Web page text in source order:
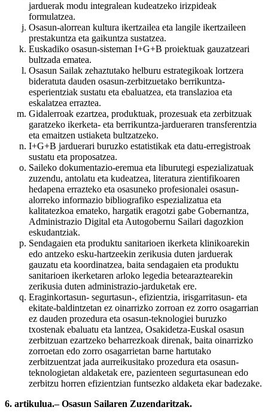
jarduerak modu integralean kudeatzeko irizpideak
formulatzea.
Osasun-alorrean kultura ikertzailea eta langile ikertzaileen
prestakuntza eta gaikuntza sustatzea.
Euskadiko osasun-sisteman I+G+B proiektuak gauzatzeari
bultzada ematea.
Osasun Sailak zehaztutako helburu estrategikoak lortzera
bideratuta dauden osasun-zerbitzuetako berrikuntza-
esperientziak sustatu eta ebaluatzea, eta translazioa eta
eskalatzea erraztea.
Gidalerroak ezartzea, produktuak, prozesuak eta zerbitzuak
garatzeko ikerketa- eta berrikuntza-jardueraren transferentzia
eta emaitzen ustiaketa bultzatzeko.
I+G+B jarduerari buruzko estatistikak eta datu-erregistroak
sustatu eta proposatzea.
Saileko dokumentazio-eremua eta liburutegi espezializatuak
zuzendu, antolatu eta kudeatzea, literatura zientifikoaren
hedapena errazteko eta osasuneko profesionalei osasun-
alorreko informazio bibliografiko espezializatua eta
kalitatezkoa emateko, hargatik eragotzi gabe Gobernantza,
Administrazio Digital eta Autogobernu Sailari dagozkion
eskudantziak.
Sendagaien eta produktu sanitarioen ikerketa klinikoarekin
edo antzeko esku-hartzeekin zerikusia duten jarduerak
gauzatu eta koordinatzea, baita sendagaien eta produktu
sanitarioen ikerketaren arloko legedia betearaztearekin
zerikusia duten administrazio-jarduketak ere.
Eraginkortasun- segurtasun-, efizientzia, irisgarritasun- eta
ekitate-baldintzetan ez oinarrizko zorroan ez zorro osagarrian
ez dauden prozedura eta osasun-teknologiei buruzko
txostenak ebaluatu eta lantzea, Osakidetza-Euskal osasun
zerbitzuan ezartzeko beharrezkoak direnak, baita oinarrizko
zorroetan edo zorro osagarrietan barne hartutako
zerbitzuentzat jada aurreikusitako prozedura eta osasun-
teknologietan aldaketak ere, pazienteen segurtasunean edo
zerbitzu horren efizientzian funtsezko aldaketa ekar badezake.
6. artikulua.– Osasun Sailaren Zuzendaritzak.